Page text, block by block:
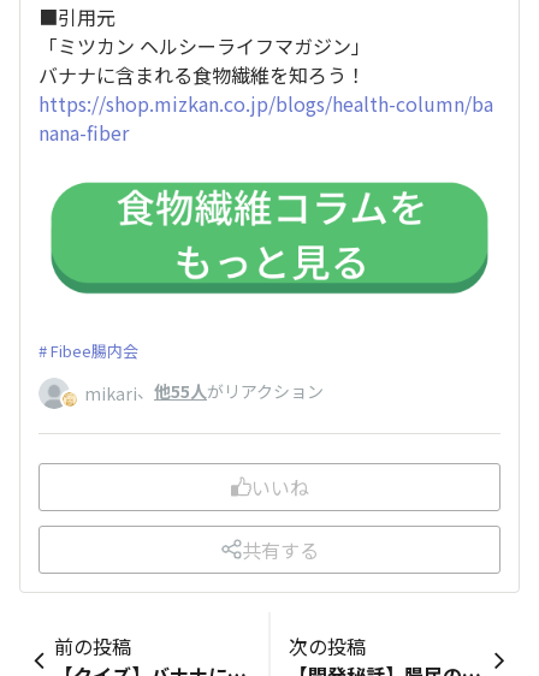
■引用元
「ミツカン ヘルシーライフマガジン」
バナナに含まれる食物繊維を知ろう！
https://shop.mizkan.co.jp/blogs/health-column/ba
nana-fiber
Fibee腸内会
mikari、 他55人がリアクション
いいね
共有する
前の投稿
次の投稿